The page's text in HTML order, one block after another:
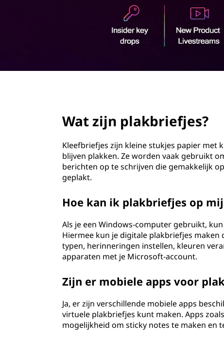
Wat zijn plakbriefjes?
Kleefbriefjes zijn kleine stukjes papier met
blijven plakken. Ze worden vaak gebruikt
berichten op te schrijven die gemakkelijk
geplakt.
Hoe kan ik plakbriefjes op
Als je een Windows-computer gebruikt,
Hiermee kun je digitale plakbriefjes
typen, herinneringen instellen, kleuren
apparaten met je Microsoft-account.
Zijn er mobiele apps voor
Ja, er zijn verschillende mobiele apps
virtuele plakbriefjes kunt maken. Apps
mogelijkheid om sticky notes te maken en